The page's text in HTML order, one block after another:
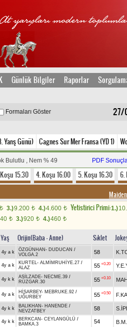
Günlük Bilgiler Raporlar
27/
Formaları Göster
Yarış Günü) Cagnes Sur Mer Fransa (YD 1)
Bulutlu , Nem % 49 PDF
15.30 4. Koşu 16.00 5. Koşu 16.30 6.
t 3.)9.200 t 4.)4.600 t Yetistirici Primi:1.)
t 3.)920 t 4.)460 t
Yaş Orijin(Baba - Anne) Sıklet
4y a k ÖZGÜNHAN - DUDUCAN /
VOLGA.2
58
4y a k KURTEL- ALMİMRUHİYE.27 /
ALAZ
55 +0.20
4y k k ASİLZADE- NECME.39 /
RÜZGAR.30
55 +0.10
4y a k HİSARBEY- MEBRUKE.92 /
UĞURBEY
55 +0.50
4y k k BALIKHAN - HANENDE /
NEVZATBEY
58
4y k k BERKCAN - CEYLANGÜLÜ /
BAMKA.3
54